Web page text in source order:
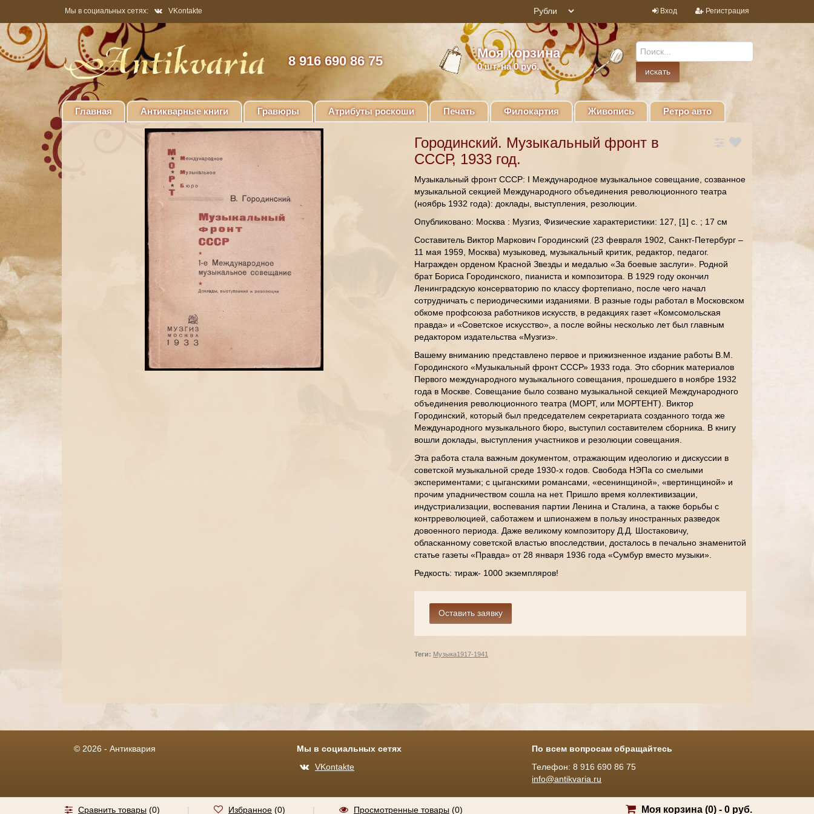
Мы в социальных сетях: VKontakte Вход Регистрация
8 916 690 86 75
Моя корзина
0шт. на 0 руб.
Главная Антикварные книги Гравюры Атрибуты роскоши Печать Филокартия Живопись Ретро авто
Городинский. Музыкальный фронт в
СССР, 1933 год.
Музыкальный фронт СССР: I Международное музыкальное совещание, созванное
музыкальной секцией Международного объединения революционного театра
(ноябрь 1932 года): доклады, выступления, резолюции.
Опубликовано: Москва : Музгиз, Физические характеристики: 127, [1] с. ; 17 см
Составитель Виктор Маркович Городинский (23 февраля 1902, Санкт-Петербург –
11 мая 1959, Москва) музыковед, музыкальный критик, редактор, педагог.
Награжден орденом Красной Звезды и медалью «За боевые заслуги». Родной
брат Бориса Городинского, пианиста и композитора. В 1929 году окончил
Ленинградскую консерваторию по классу фортепиано, после чего начал
сотрудничать с периодическими изданиями. В разные годы работал в Московском
обкоме профсоюза работников искусств, в редакциях газет «Комсомольская
правда» и «Советское искусство», а после войны несколько лет был главным
редактором издательства «Музгиз».
Вашему вниманию представлено первое и прижизненное издание работы В.М.
Городинского «Музыкальный фронт СССР» 1933 года. Это сборник материалов
Первого международного музыкального совещания, прошедшего в ноябре 1932
года в Москве. Совещание было созвано музыкальной секцией Международного
объединения революционного театра (МОРТ, или МОРТЕНТ). Виктор
Городинский, который был председателем секретариата созданного тогда же
Международного музыкального бюро, выступил составителем сборника. В книгу
вошли доклады, выступления участников и резолюции совещания.
Эта работа стала важным документом, отражающим идеологию и дискуссии в
советской музыкальной среде 1930-х годов. Свобода НЭПа со смелыми
экспериментами; с цыганскими романсами, «есенинщиной», «вертинщиной» и
прочим упадничеством сошла на нет. Пришло время коллективизации,
индустриализации, воспевания партии Ленина и Сталина, а также борьбы с
контрреволюцией, саботажем и шпионажем в пользу иностранных разведок
довоенного периода. Даже великому композитору Д.Д. Шостаковичу,
обласканному советской властью впоследствии, досталось в печально знаменитой
статье газеты «Правда» от 28 января 1936 года «Сумбур вместо музыки».
Редкость: тираж- 1000 экземпляров!
Теги: Музыка1917-1941
© 2026 - Антиквария
Мы в социальных сетях
VKontakte
По всем вопросам обращайтесь
Телефон: 8 916 690 86 75
info@antikvaria.ru
Сравнить товары (0) | Избранное (0) | Просмотренные товары (0) Моя корзина (0) - 0 руб.